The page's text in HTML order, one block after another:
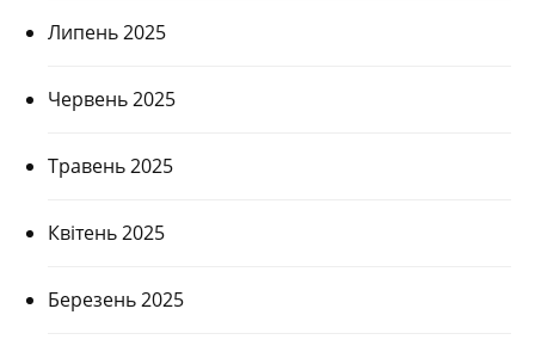
Липень 2025
Червень 2025
Травень 2025
Квітень 2025
Березень 2025